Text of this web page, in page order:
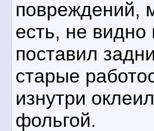
повреждений,
есть, не видно
поставил
старые
изнутри
фольгой.